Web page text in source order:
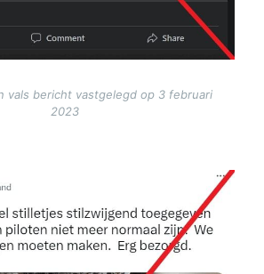
vals bericht vastgelegd op 3 februari
2023